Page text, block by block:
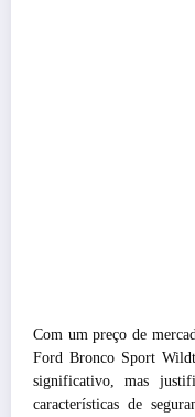
Com um preço de
Ford Bronco Sport
significativo, mas
características de